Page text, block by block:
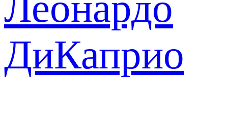
ДиКаприо